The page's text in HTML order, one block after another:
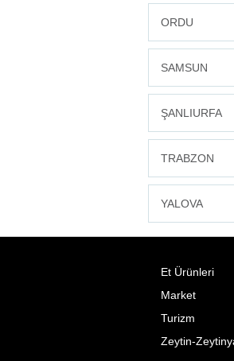
ORDU
SAMSUN
ŞANLIURFA
TRABZON
YALOVA
Et Ürünleri
Market
Turizm
Zeytin-